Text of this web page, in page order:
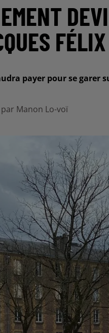
payer pour se garer
Manon Lo-voï